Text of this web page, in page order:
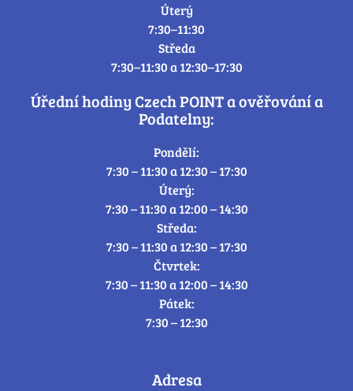
Úterý
7:30–11:30
Středa
7:30–11:30 a 12:30–17:30
Úřední hodiny Czech POINT a ověřování a
Podatelny:
Pondělí:
7:30 – 11:30 a 12:30 – 17:30
Úterý:
7:30 – 11:30 a 12:00 – 14:30
Středa:
7:30 – 11:30 a 12:30 – 17:30
Čtvrtek:
7:30 – 11:30 a 12:00 – 14:30
Pátek:
7:30 – 12:30
Adresa